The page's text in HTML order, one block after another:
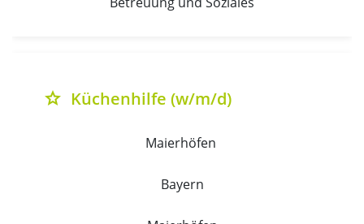
grade Küchenhilfe (w/m/d)
Maierhöfen
Bayern